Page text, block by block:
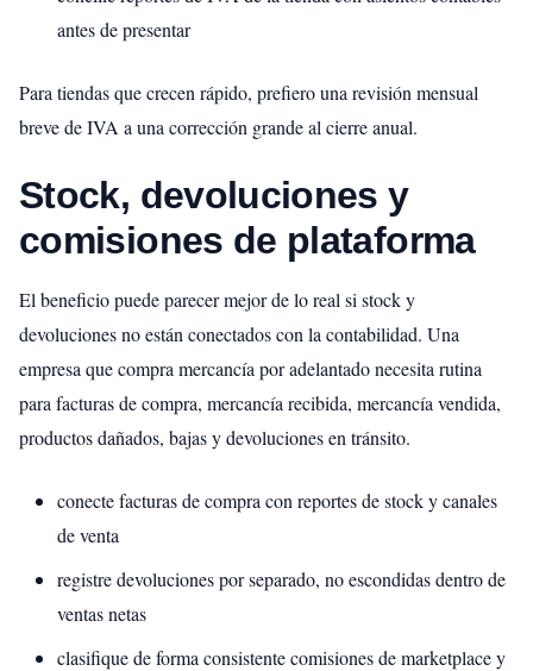
antes de presentar
Para tiendas que crecen rápido, prefiero una revisión mensual
breve de IVA a una corrección grande al cierre anual.
Stock, devoluciones y
comisiones de plataforma
El beneficio puede parecer mejor de lo real si stock y
devoluciones no están conectados con la contabilidad. Una
empresa que compra mercancía por adelantado necesita rutina
para facturas de compra, mercancía recibida, mercancía vendida,
productos dañados, bajas y devoluciones en tránsito.
conecte facturas de compra con reportes de stock y canales
de venta
registre devoluciones por separado, no escondidas dentro de
ventas netas
clasifique de forma consistente comisiones de marketplace y